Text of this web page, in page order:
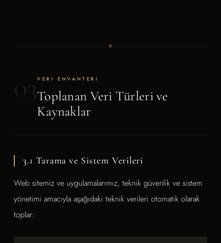
03VERI ENVANTERI
Toplanan Veri Türleri ve
Kaynaklar
3.1 Tarama ve Sistem Verileri
Web sitemiz ve uygulamalarımız, teknik güvenlik ve sistem
yönetimi amacıyla aşağıdaki teknik verileri otomatik olarak
toplar: